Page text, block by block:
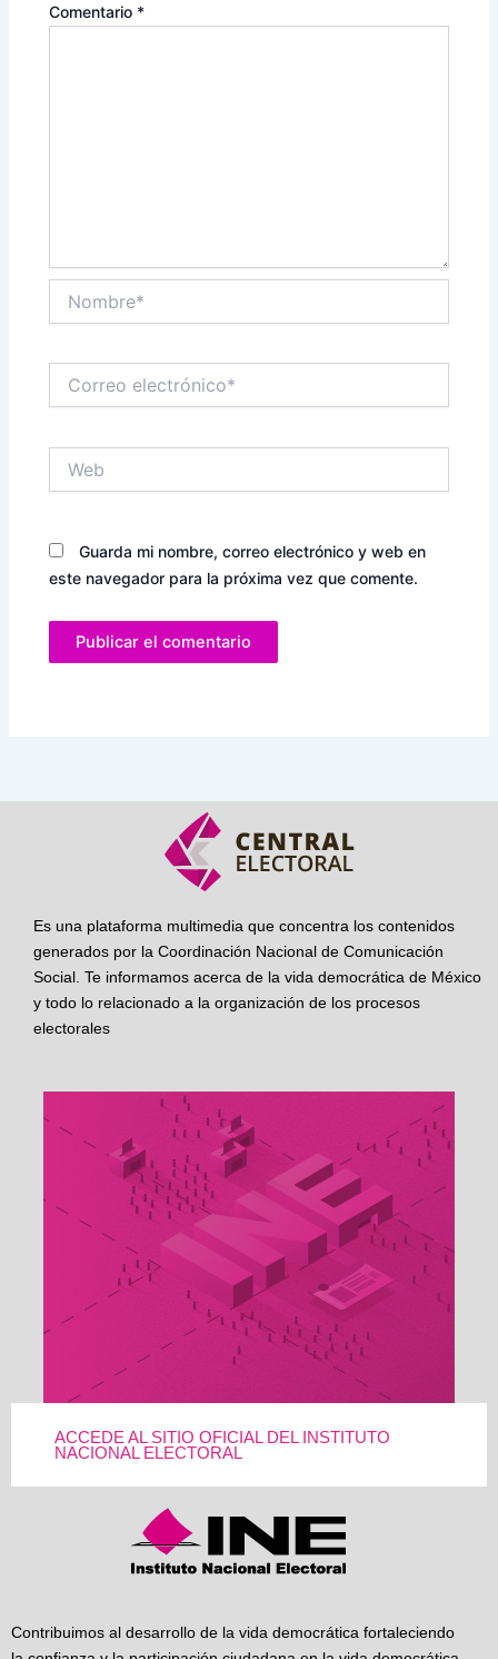
Comentario *
electrónico*
Guarda mi nombre, correo electrónico y web en
este navegador para la próxima vez que comente.
Es una plataforma multimedia que concentra los contenidos
generados por la Coordinación Nacional de Comunicación
Social. Te informamos acerca de la vida democrática de México
y todo lo relacionado a la organización de los procesos
electorales
ACCEDE AL SITIO OFICIAL DEL INSTITUTO
NACIONAL ELECTORAL
Contribuimos al desarrollo de la vida democrática fortaleciendo